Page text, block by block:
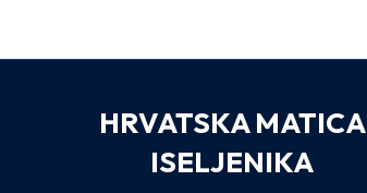
HRVATSKA MATICA
ISELJENIKA